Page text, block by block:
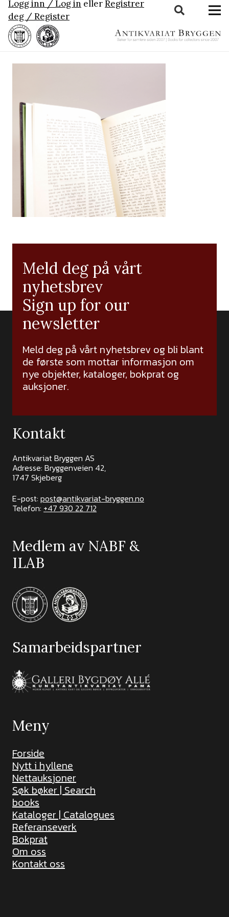
Logg inn / Log in ellerRegistrer
deg / Register
Meld deg på vårt
nyhetsbrev
Sign up for our
newsletter
Meld deg på vårt nyhetsbrev og bli blant
de første som mottar informasjon om
nye objekter, kataloger, bokprat og
auksjoner.
Kontakt
Antikvariat Bryggen AS
Adresse: Bryggenveien 42,
1747 Skjeberg
E-post: post@antikvariat-bryggen.no
Telefon: +47 930 22 712
Medlem av NABF &
ILAB
Samarbeidspartner
Meny
Forside
Nytt i hyllene
Nettauksjoner
Søk bøker | Search
books
Kataloger | Catalogues
Referanseverk
Bokprat
Om oss
Kontakt oss